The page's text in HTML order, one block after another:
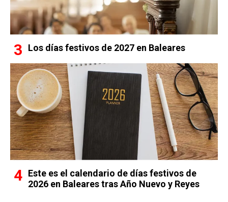
Los días festivos de 2027 en Baleares
Este es el calendario de días festivos de
2026 en Baleares tras Año Nuevo y Reyes